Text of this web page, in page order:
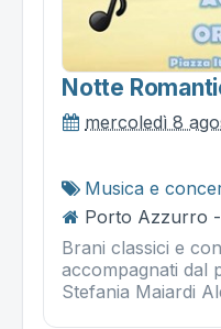
Notte
mercoledì 8
Musica e
Porto Azzurro
Brani classici e
accompagnati dal
Stefania Maiardi